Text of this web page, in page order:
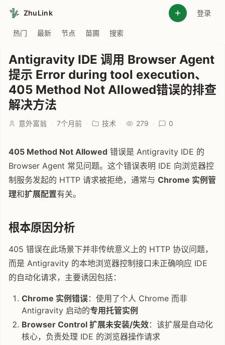
ZhuLink 登录
热门 最新 节点 苗圃 搜索
Antigravity IDE 调用 Browser Agent
提示 Error during tool execution、
405 Method Not Allowed错误的排查
解决方法
意外富翁 · 7个月前 · 技术 · 279 · 0
405 Method Not Allowed 错误是 Antigravity IDE 的
Browser Agent 常见问题。这个错误表明 IDE 向浏览器控
制服务发起的 HTTP 请求被拒绝，通常与 Chrome 实例管
理和扩展配置有关。
根本原因分析
405 错误在此场景下并非传统意义上的 HTTP 协议问题，
而是 Antigravity 的本地浏览器控制接口未正确响应 IDE
的自动化请求，主要诱因包括：
Chrome 实例错误：使用了个人 Chrome 而非
Antigravity 启动的专用托管实例
Browser Control 扩展未安装/失效：该扩展是自动化
核心，负责处理 IDE 的浏览器操作请求